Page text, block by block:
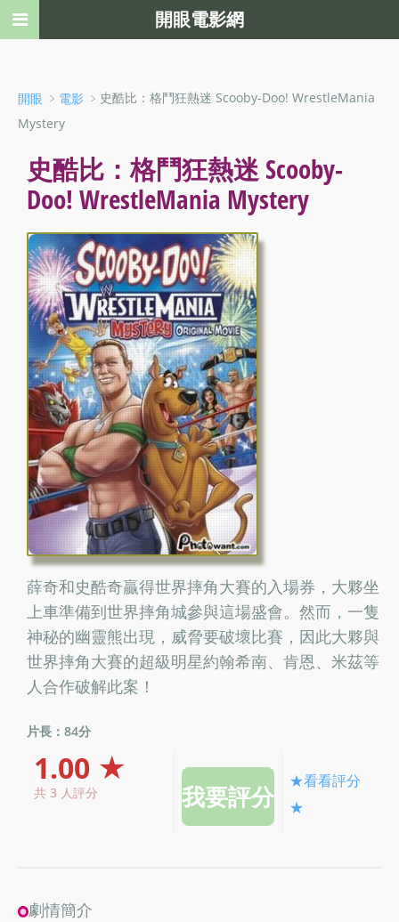
開眼 ﹥ 電影 ﹥史酷比：格鬥狂熱迷 Scooby-Doo! WrestleMania
Mystery
史酷比：格鬥狂熱迷 Scooby-
Doo! WrestleMania Mystery
薛奇和史酷奇贏得世界摔角大賽的入場券，大夥坐
上車準備到世界摔角城參與這場盛會。然而，一隻
神秘的幽靈熊出現，威脅要破壞比賽，因此大夥與
世界摔角大賽的超級明星約翰希南、肯恩、米茲等
人合作破解此案！
片長：84分
1.00 ★
共 3 人評分
★看看評分
★
劇情簡介
開眼電影網